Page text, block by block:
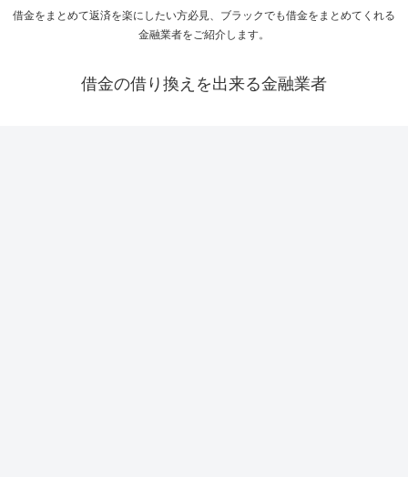
借金をまとめて返済を楽にしたい方必見、ブラックでも借金をまとめてくれる
金融業者をご紹介します。
借金の借り換えを出来る金融業者